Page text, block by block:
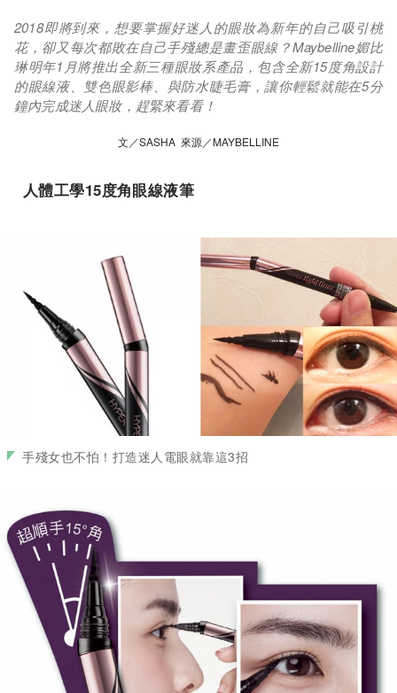
2018即將到來，想要掌握好迷人的眼妝為新年的自己吸引桃
花，卻又每次都敗在自己手殘總是畫歪眼線？Maybelline媚比
琳明年1月將推出全新三種眼妝系產品，包含全新15度角設計
的眼線液、雙色眼影棒、與防水睫毛膏，讓你輕鬆就能在5分
鐘內完成迷人眼妝，趕緊來看看！
文／SASHA 來源／MAYBELLINE
人體工學15度角眼線液筆
手殘女也不怕！打造迷人電眼就靠這3招